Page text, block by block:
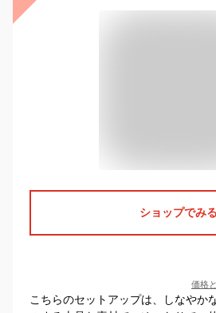
ショップでみる
価格
こちらのセットアップは、しなやか